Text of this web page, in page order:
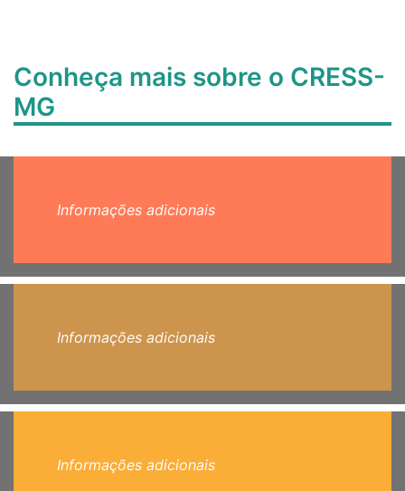
Conheça mais sobre o CRESS-
MG
Informações adicionais
Informações adicionais
Informações adicionais